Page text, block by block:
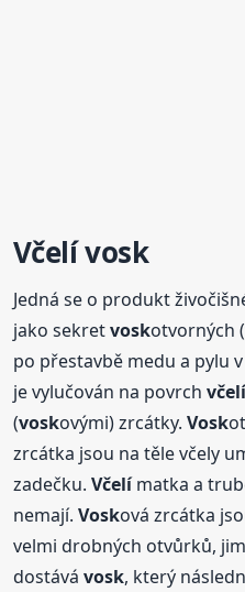
Včelívosk
Jedná se o produkt
jako sekretvoskotvorných (
po přestavbě medu a pylu
je vylučován na povrch
(voskovými) zrcátky.Vosk
zrcátka jsou na těle včely
zadečku.Včelímatka a
nemají.Vosková zrcátka
velmi drobných otvůrků,
dostávávosk, který